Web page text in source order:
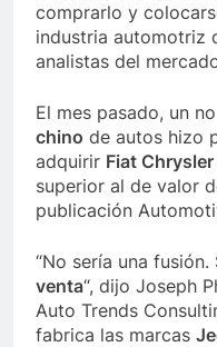
comprarlo y
industria automotriz
analistas del
El mes pasado, un
chino de autos hizo
adquirir Fiat Chrysler
superior al de valor
publicación
“No sería una
venta“, dijo Joseph
Auto Trends
fabrica las marcas